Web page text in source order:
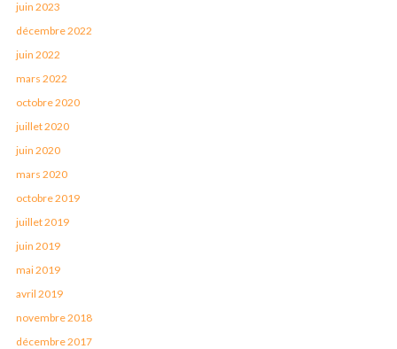
juin 2023
décembre 2022
juin 2022
mars 2022
octobre 2020
juillet 2020
juin 2020
mars 2020
octobre 2019
juillet 2019
juin 2019
mai 2019
avril 2019
novembre 2018
décembre 2017